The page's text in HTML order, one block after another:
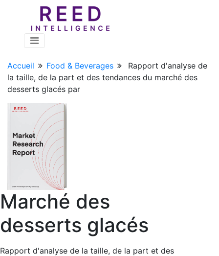
Accueil Food & Beverages
Rapport d'analyse de
la taille, de la part et des tendances du marché des
desserts glacés par
Marché des
desserts glacés
Rapport d'analyse de la taille, de la part et des